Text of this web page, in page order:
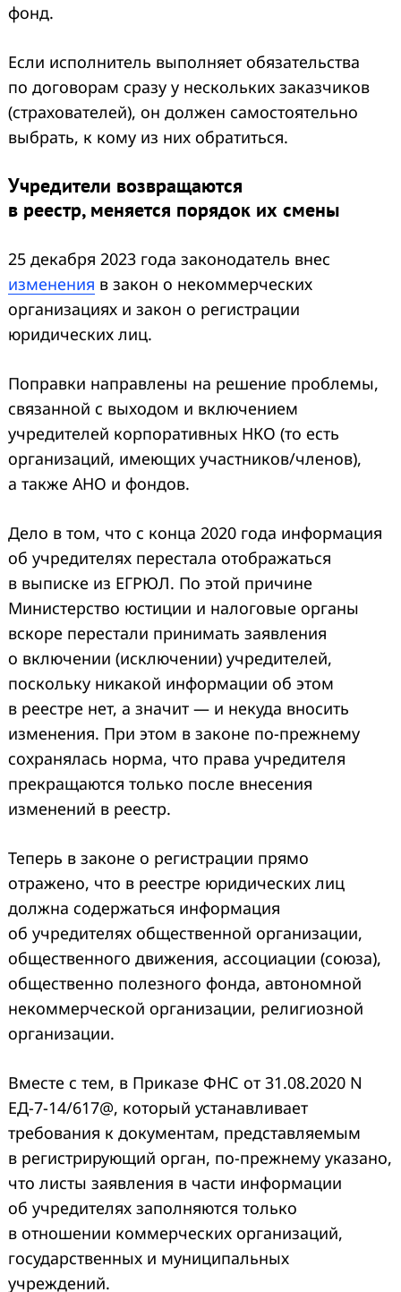
фонд.
Если исполнитель выполняет обязательства
по договорам сразу у нескольких заказчиков
(страхователей), он должен самостоятельно
выбрать, к кому из них обратиться.
Учредители возвращаются
в реестр, меняется порядок их смены
25 декабря 2023 года законодатель внес
изменения в закон о некоммерческих
организациях и закон о регистрации
юридических лиц.
Поправки направлены на решение проблемы,
связанной с выходом и включением
учредителей корпоративных НКО (то есть
организаций, имеющих участников/членов),
а также АНО и фондов.
Дело в том, что с конца 2020 года информация
об учредителях перестала отображаться
в выписке из ЕГРЮЛ. По этой причине
Министерство юстиции и налоговые органы
вскоре перестали принимать заявления
о включении (исключении) учредителей,
поскольку никакой информации об этом
в реестре нет, а значит — и некуда вносить
изменения. При этом в законе по-прежнему
сохранялась норма, что права учредителя
прекращаются только после внесения
изменений в реестр.
Теперь в законе о регистрации прямо
отражено, что в реестре юридических лиц
должна содержаться информация
об учредителях общественной организации,
общественного движения, ассоциации (союза),
общественно полезного фонда, автономной
некоммерческой организации, религиозной
организации.
Вместе с тем, в Приказе ФНС от 31.08.2020 N
ЕД-7-14/617@, который устанавливает
требования к документам, представляемым
в регистрирующий орган, по-прежнему указано,
что листы заявления в части информации
об учредителях заполняются только
в отношении коммерческих организаций,
государственных и муниципальных
учреждений.
Search